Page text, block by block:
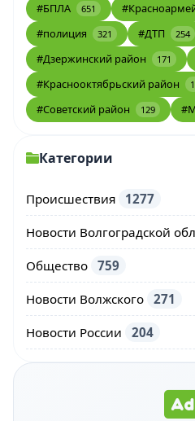
#БПЛА 651
#полиция 321 #ДТП 254
#Дзержинский район 171
#Краснооктябрьский район
#Советский район 129
Категории
Происшествия 1277
Новости Волгоградской
Общество 759
Новости Волжского 271
Новости России 204